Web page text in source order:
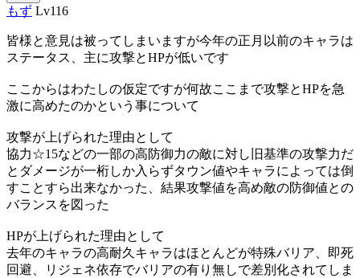
もず Lv116
皆様と意見は被ってしまいますが今年の正月以前のキャラは
ステータス、主に攻撃とHPが低いです
ここからはわたしの仮定ですが何故ここまで攻撃とHPを急
激に高めたのかという事について
攻撃が上げられた理由として
協力☆15などの一部の高防御力の敵に対し旧基準の攻撃力だ
とダメージが一桁しか入らずタウン値やキャラによっては倒
すことすら出来なかった、結果攻撃値を高め敵の防御値との
バランスを図った
HPが上げられた理由として
去年のキャラの高耐久キャラはほとんどが特殊バリア、即死
回避、リジェネ依存でバリアの有り無しで差別化されてしま